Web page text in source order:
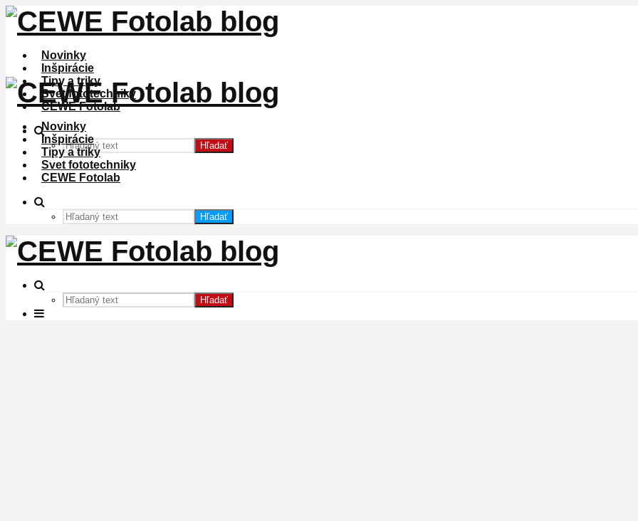
Novinky
Inšpirácie
Tipy a triky
Svet fototechniky
CEWE Fotolab
Hľadať
Novinky
Inšpirácie
Tipy a triky
Svet fototechniky
CEWE Fotolab
Hľadať
Hľadať